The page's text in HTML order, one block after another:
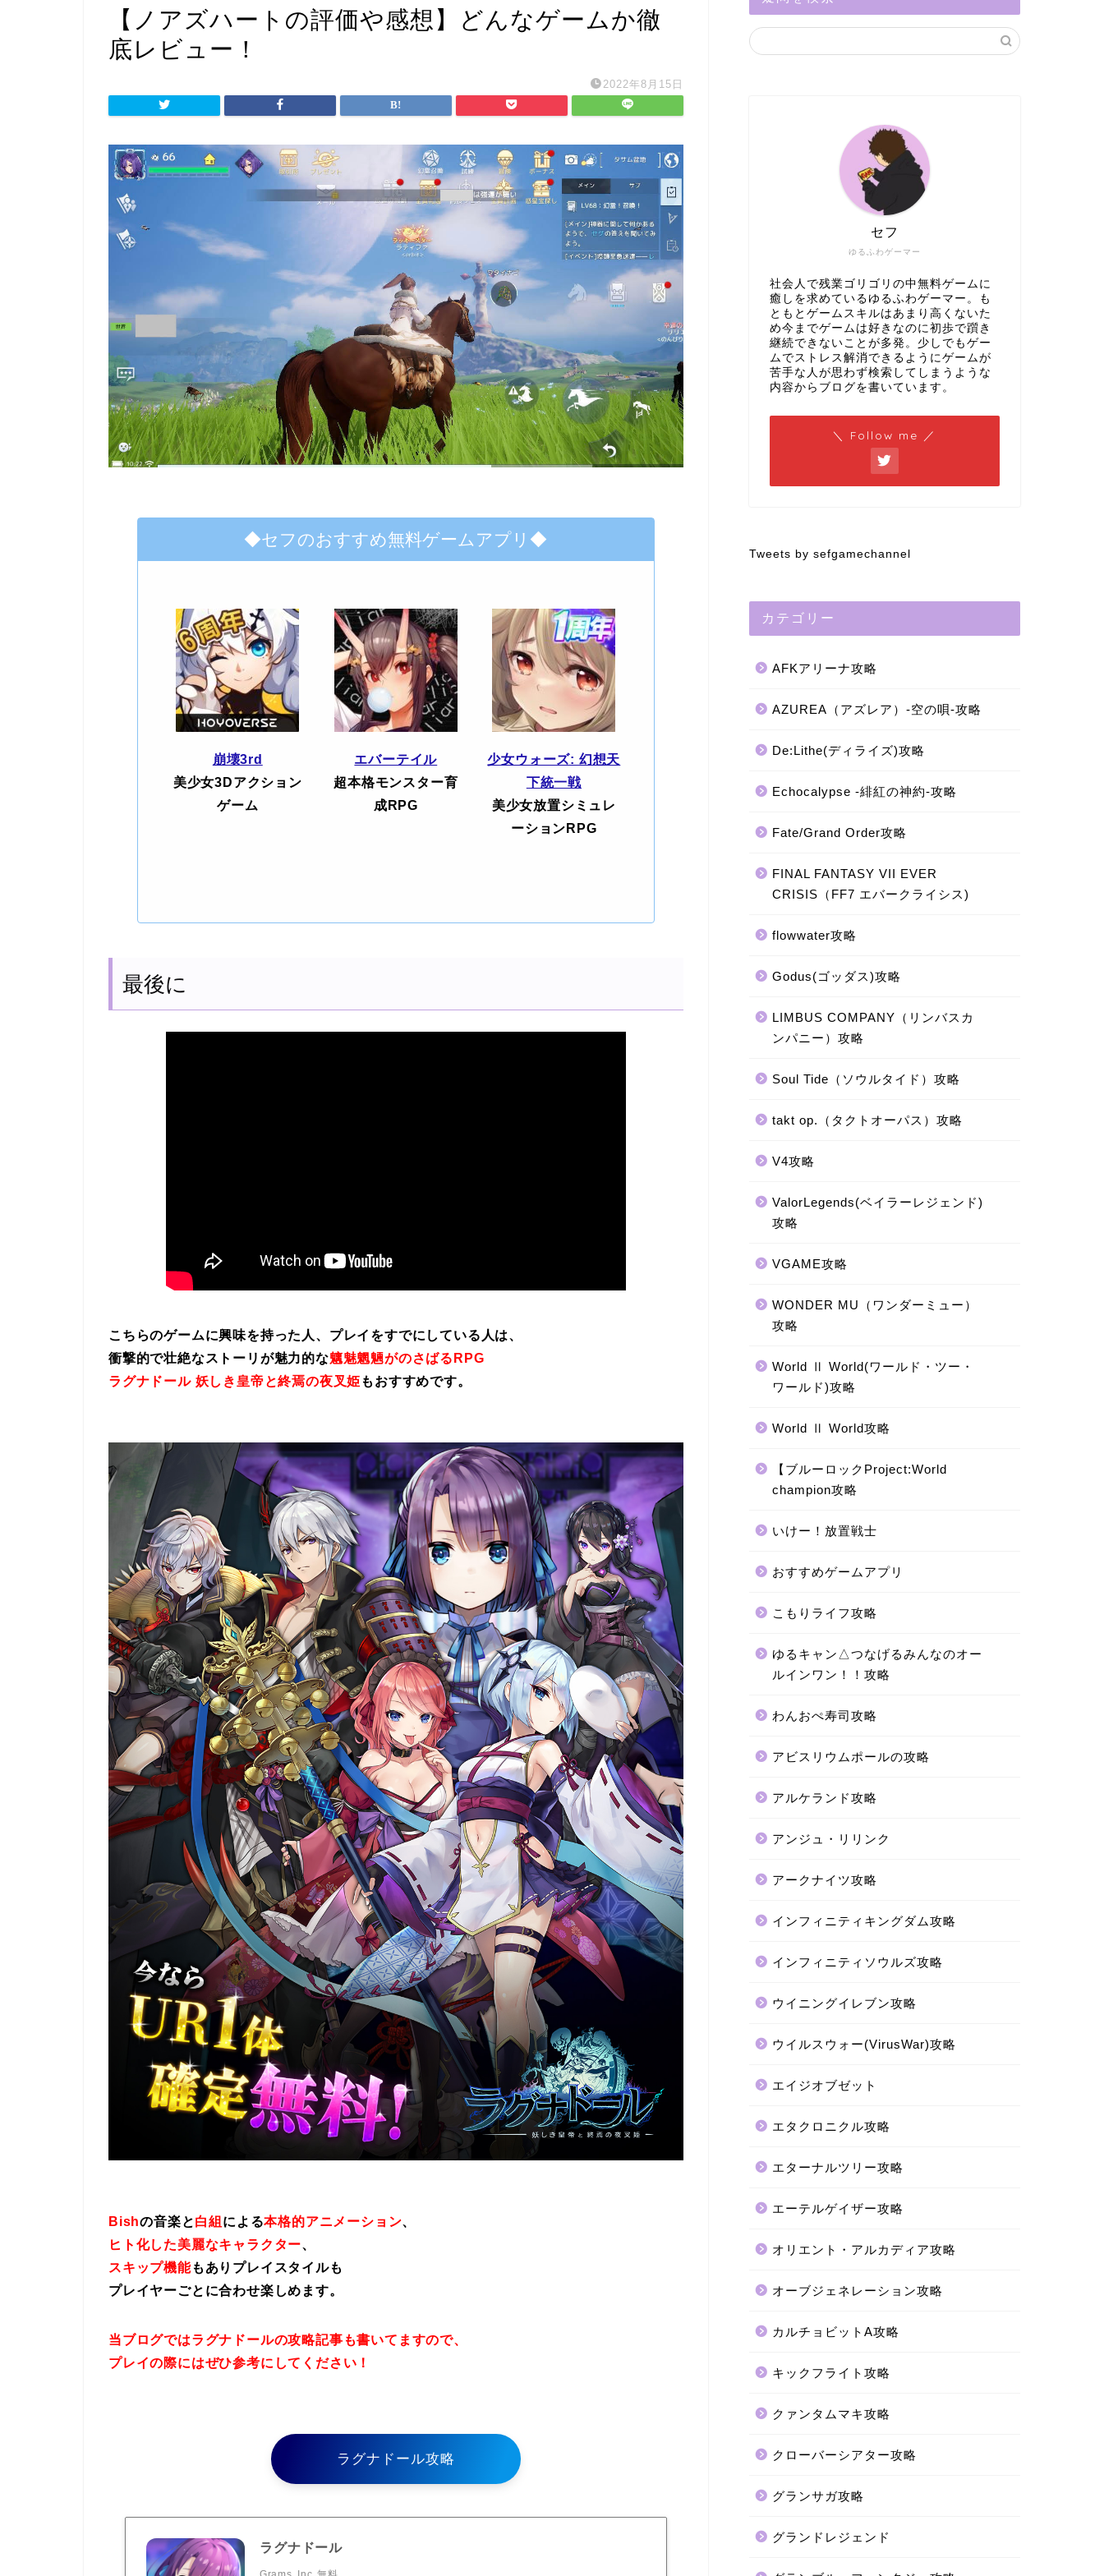
【ノアズハートの評価や感想】どんなゲームか徹
底レビュー！
2022年8月15日
◆セフのおすすめ無料ゲームアプリ◆
崩壊3rd
美少女3Dアクション
ゲーム
エバーテイル
超本格モンスター育
成RPG
少女ウォーズ: 幻想天
下統一戦
美少女放置シミュレ
ーションRPG
最後に
こちらのゲームに興味を持った人、プレイをすでにしている人は、
衝撃的で壮絶なストーリが魅力的な魑魅魍魎がのさばるRPG
ラグナドール 妖しき皇帝と終焉の夜叉姫 もおすすめです。
Bishの音楽と白組 による本格的アニメーション、
ヒト化した美麗なキャラクター、
スキップ機能もありプレイスタイルも
プレイヤーごとに合わせ楽しめます。
当ブログではラグナドールの攻略記事も書いてますので、
プレイの際にはぜひ参考にしてください！
ラグナドール攻略
ラグナドール
ゆるふわゲーマー
セフ
社会人で残業ゴリゴリの中無料ゲームに
癒しを求めているゆるふわゲーマー。も
ともとゲームスキルはあまり高くないた
め今までゲームは好きなのに初歩で躓き
継続できないことが多発。少しでもゲー
ムでストレス解消できるようにゲームが
苦手な人が思わず検索してしまうような
内容からブログを書いています。
＼ Follow me ／
Tweets by sefgamechannel
カテゴリー
AFKアリーナ攻略
AZUREA（アズレア）-空の唄-攻略
De:Lithe(ディライズ)攻略
Echocalypse -緋紅の神約-攻略
Fate/Grand Order攻略
FINAL FANTASY VII EVER
CRISIS（FF7 エバークライシス)
flowwater攻略
Godus(ゴッダス)攻略
LIMBUS COMPANY（リンバスカ
ンパニー）攻略
Soul Tide（ソウルタイド）攻略
takt op.（タクトオーパス）攻略
V4攻略
ValorLegends(ベイラーレジェンド)
攻略
VGAME攻略
WONDER MU（ワンダーミュー）
攻略
World Ⅱ World(ワールド・ツー・
ワールド)攻略
World Ⅱ World攻略
【ブルーロックProject:World
champion攻略
いけー！放置戦士
おすすめゲームアプリ
こもりライフ攻略
ゆるキャン△つなげるみんなのオー
ルインワン！！攻略
わんおぺ寿司攻略
アビスリウムポールの攻略
アルケランド攻略
アンジュ・リリンク
アークナイツ攻略
インフィニティキングダム攻略
インフィニティソウルズ攻略
ウイニングイレブン攻略
ウイルスウォー(VirusWar)攻略
エイジオブゼット
エタクロニクル攻略
エターナルツリー攻略
エーテルゲイザー攻略
オリエント・アルカディア攻略
オーブジェネレーション攻略
カルチョビットA攻略
キックフライト攻略
クァンタムマキ攻略
クローバーシアター攻略
グランサガ攻略
グランドレジェンド